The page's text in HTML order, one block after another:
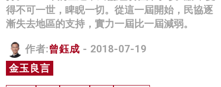
科技
名家榜
灼見活動
得不可一世，睥睨一切。從這一屆開始，民協逐
漸失去地區的支持，實力一屆比一屆減弱。
作者:曾鈺成 - 2018-07-19
金玉良言